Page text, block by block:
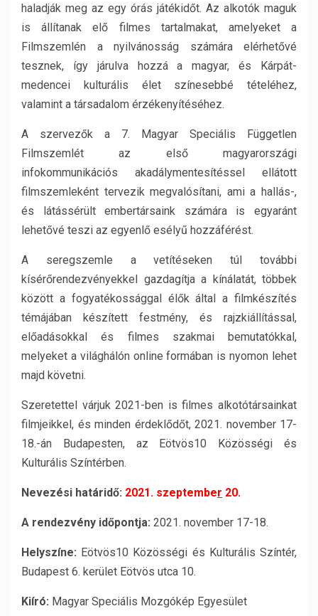
haladják meg az egy órás játékidőt. Az alkotók maguk
is állítanak elő filmes tartalmakat, amelyeket a
Filmszemlén a nyilvánosság számára elérhetővé
tesznek, így járulva hozzá a magyar, és Kárpát-
medencei kulturális élet színesebbé tételéhez,
valamint a társadalom érzékenyítéséhez.
A szervezők a 7. Magyar Speciális Független
Filmszemlét az első magyarországi
infokommunikációs akadálymentesítéssel ellátott
filmszemleként tervezik megvalósítani, ami a hallás-,
és látássérült embertársaink számára is egyaránt
lehetővé teszi az egyenlő esélyű hozzáférést.
A seregszemle a vetítéseken túl további
kísérőrendezvényekkel gazdagítja a kínálatát, többek
között a fogyatékossággal élők által a filmkészítés
témájában készített festmény, és rajzkiállítással,
előadásokkal és filmes szakmai bemutatókkal,
melyeket a világhálón online formában is nyomon lehet
majd követni.
Szeretettel várjuk 2021-ben is filmes alkotótársainkat
filmjeikkel, és minden érdeklődőt, 2021. november 17-
18.-án Budapesten, az Eötvös10 Közösségi és
Kulturális Színtérben.
Nevezési határidő: 2021. szeptember 20.
A rendezvény időpontja: 2021. november 17-18.
Helyszíne: Eötvös10 Közösségi és Kulturális Színtér,
Budapest 6. kerület Eötvös utca 10.
Kiíró: Magyar Speciális Mozgókép Egyesület